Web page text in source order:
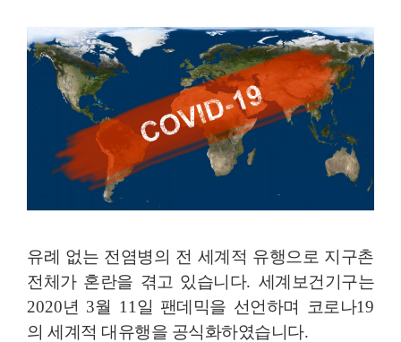
유례 없는 전염병의 전 세계적 유행으로 지구촌
전체가 혼란을 겪고 있습니다. 세계보건기구는
2020년 3월 11 일 팬데믹을 선언하며 코로나19
의 세계적 대유행을 공식화하였습니다.